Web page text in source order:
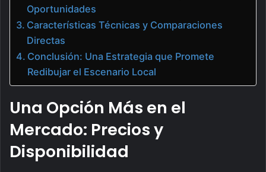
Oportunidades
Características Técnicas y Comparaciones
Directas
Conclusión: Una Estrategia que Promete
Redibujar el Escenario Local
Una Opción Más en el
Mercado: Precios y
Disponibilidad